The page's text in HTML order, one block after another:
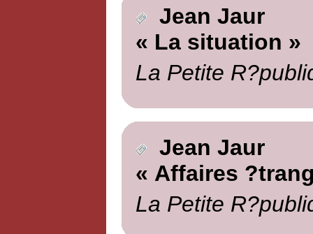
Jean Jaur
« La situation »
La Petite
Jean Jaur
« Affaires
La Petite